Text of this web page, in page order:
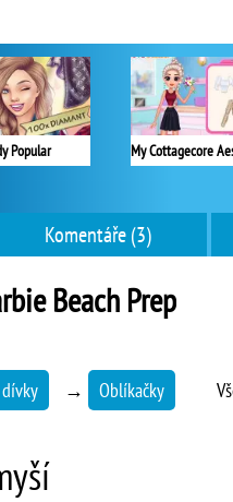
Popular
Komentáře (3)
Beach Prep
→ Oblíkačky